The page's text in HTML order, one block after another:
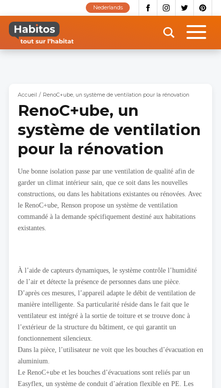
contenu
principal
Nederlands
Accueil RenoC+ube, un système de ventilation pour la rénovation
RenoC+ube, un
système de ventilation
pour la rénovation
Une bonne isolation passe par une ventilation de qualité afin de
garder un climat intérieur sain, que ce soit dans les nouvelles
constructions, ou dans les habitations existantes ou rénovées. Avec
le RenoC+ube, Renson propose un système de ventilation
commandé à la demande spécifiquement destiné aux habitations
existantes.
À l’aide de capteurs dynamiques, le système contrôle l’humidité
de l’air et détecte la présence de personnes dans une pièce.
D’après ces mesures, l’appareil adapte le débit de ventilation de
manière intelligente. Sa particularité réside dans le fait que le
ventilateur est intégré à la sortie de toiture et se trouve donc à
l’extérieur de la structure du bâtiment, ce qui garantit un
fonctionnement silencieux.
Dans la pièce, l’utilisateur ne voit que les bouches d’évacuation en
aluminium.
Le RenoC+ube et les bouches d’évacuations sont reliés par un
Easyflex, un système de conduit d’aération flexible en PE. Les